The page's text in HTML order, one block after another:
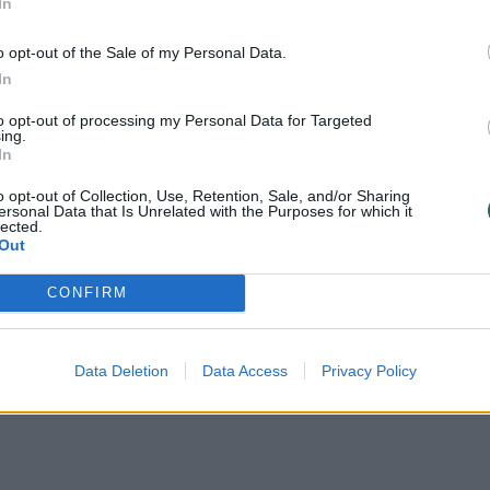
opt-out of the Sale of my Personal Data.
opt-out of processing my Personal Data for Targeted
opt-out of Collection, Use, Retention, Sale, and/or Sharing
Data that Is Unrelated with the Purposes for which it
CONFIRM
Data Deletion Data Access Privacy Policy
vartotojai. Prisijunkite prie registruotų vartotojų